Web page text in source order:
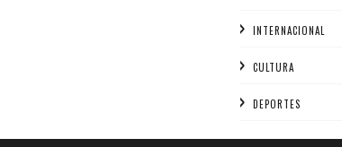
INTERNACIONAL
CULTURA
DEPORTES